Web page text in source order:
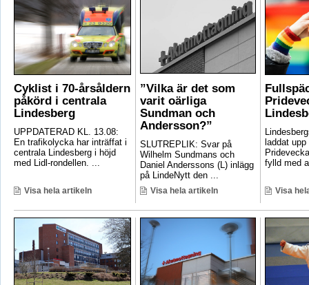
Cyklist i 70-årsåldern
påkörd i centrala
Lindesberg
UPPDATERAD KL. 13.08:
En trafikolycka har inträffat i
centrala Lindesberg i höjd
med Lidl-rondellen. ...
Visa hela artikeln
”Vilka är det som
varit oärliga
Sundman och
Andersson?”
SLUTREPLIK: Svar på
Wilhelm Sundmans och
Daniel Anderssons (L) inlägg
på LindeNytt den ...
Visa hela artikeln
laddat
fylld med
Visa